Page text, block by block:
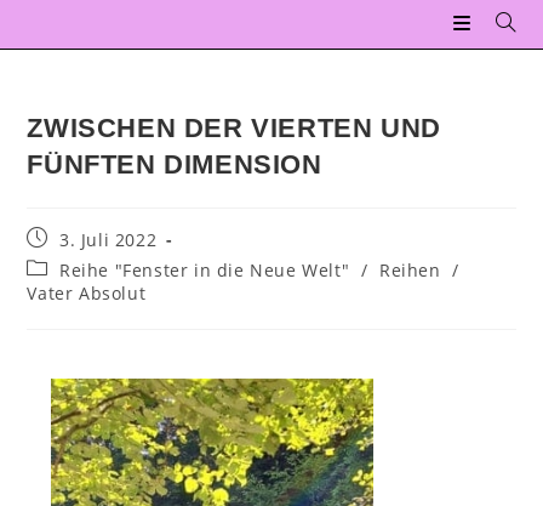
ZWISCHEN DER VIERTEN UND
FÜNFTEN DIMENSION
3. Juli 2022
Reihe "Fenster in die Neue Welt" / Reihen /
Vater Absolut